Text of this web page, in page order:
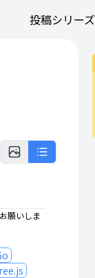
シリーズ
投稿
願いしま